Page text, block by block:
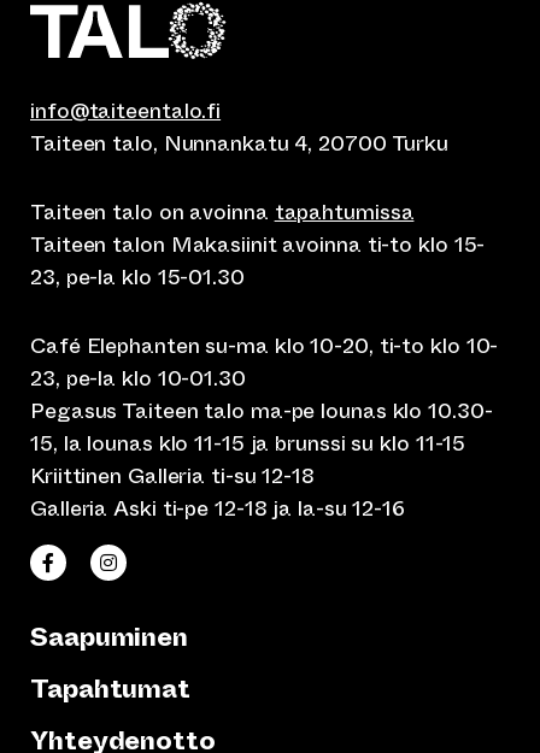
info@taiteentalo.fi
Taiteen talo, Nunnankatu 4, 20700 Turku
Taiteen talo on avoinnatapahtumissa
Taiteen talon Makasiinit avoinna ti-to klo 15-
23, pe-la klo 15-01.30
Café Elephanten su-ma klo 10-20, ti-to klo 10-
23, pe-la klo 10-01.30
Pegasus Taiteen talo ma-pe lounas klo 10.30-
15, la lounas klo 11-15 ja brunssi su klo 11-15
Kriittinen Galleria ti-su 12-18
Galleria Aski ti-pe 12-18 ja la-su 12-16
Taiteen talo Facebookissa
(siirtyy toiseen verkkopalveluun)
Taiteen talo Instagramissa
(siirtyy toiseen verkkopalveluun)
Saapuminen
Tapahtumat
Yhteydenotto